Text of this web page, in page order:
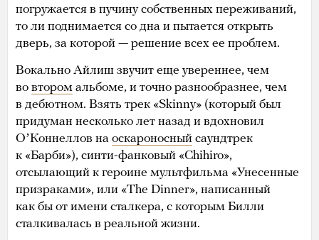
погружается в пучину собственных переживаний,
то ли поднимается со дна и пытается открыть
дверь, за которой — решение всех ее проблем.
Вокально Айлиш звучит еще увереннее, чем
во втором альбоме, и точно разнообразнее, чем
в дебютном. Взять трек «Skinny» (который был
придуман несколько лет назад и вдохновил
ОʼКоннеллов на оскароносный саундтрек
к «Барби»), синти-фанковый «Chihiro»,
отсылающий к героине мультфильма «Унесенные
призраками», или «The Dinner», написанный
как бы от имени сталкера, с которым Билли
сталкивалась в реальной жизни.